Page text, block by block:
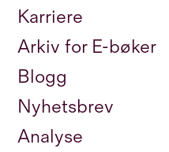
Karriere
Arkiv for E-bøker
Blogg
Nyhetsbrev
Analyse